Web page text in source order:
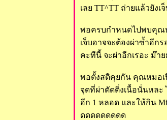
เลย TT^TT ถ่ายแล้วยัง
พอครบกำหนดไปพบคุณ
เจ็บอาจจะต้องผ่าซ้ำอีก
คะทีนี้ จะผ่าอีกเร
พอตั้งสติคุยกัน คุณหมอเ
จุดที่ผ่าตัดติ่งเนื้อนั่นหล
อีก 1 หลอด และให้กิน
ดดดดดดดดด